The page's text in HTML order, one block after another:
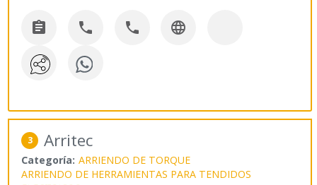
   
3 Arritec
Categoría: ARRIENDO DE TORQUE
ARRIENDO DE HERRAMIENTAS PARA TENDIDOS